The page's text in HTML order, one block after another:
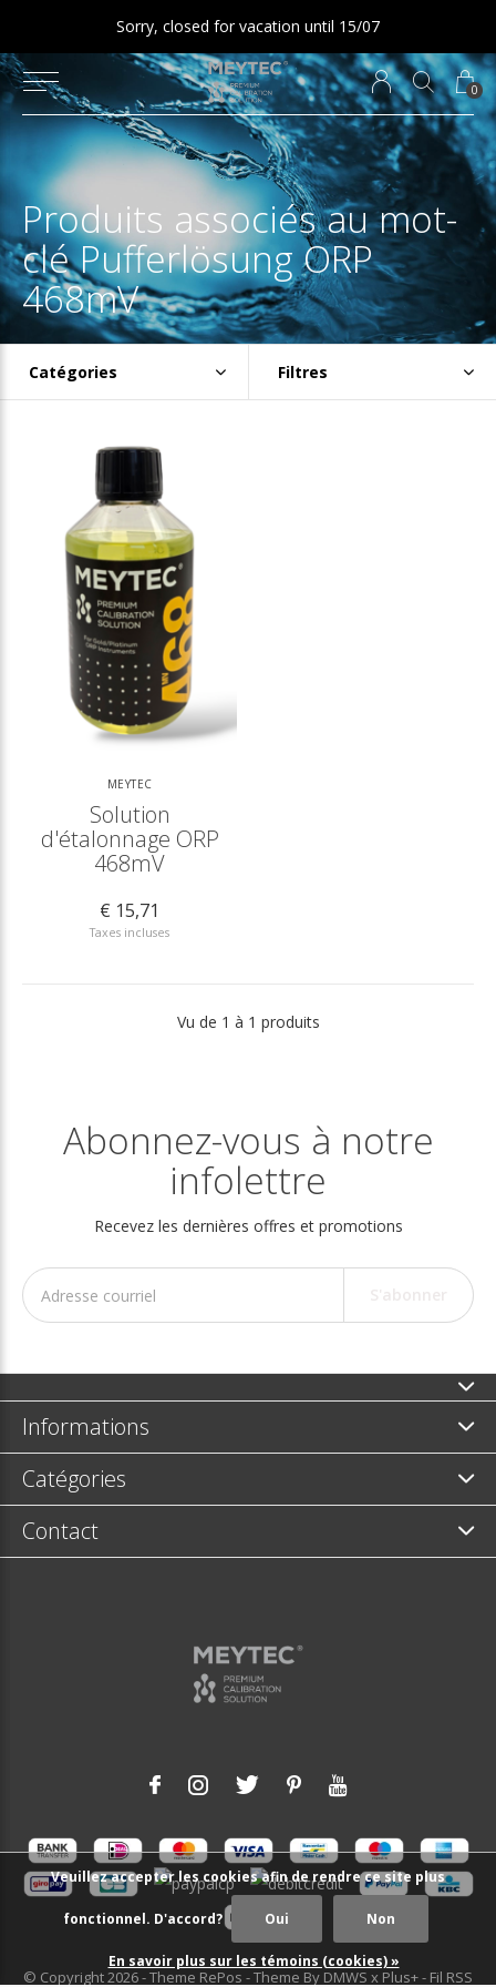
0
Sorry, closed for vacation until 15/07
Produits associés au mot-
clé Pufferlösung ORP
468mV
Catégories Filtres
MEYTEC
Solution
d'étalonnage ORP
468mV
€ 15,71
Taxes incluses
Vu de 1 à 1 produits
Abonnez-vous à notre
infolettre
Recevez les dernières offres et promotions
Informations
Catégories
Contact
© Copyright2026- Theme RePos - Theme By DMWS x Plus+- Fil RSS
Veuillez accepter les cookies afin de rendre ce site plus
fonctionnel. D'accord? Oui Non
En savoir plus sur les témoins (cookies) »